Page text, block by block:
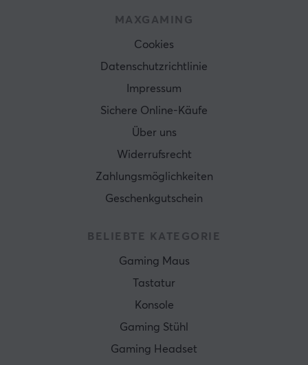
MAXGAMING
Cookies
Datenschutzrichtlinie
Impressum
Sichere Online-Käufe
Über uns
Widerrufsrecht
Zahlungsmöglichkeiten
Geschenkgutschein
BELIEBTE KATEGORIE
Gaming Maus
Tastatur
Konsole
Gaming Stühl
Gaming Headset